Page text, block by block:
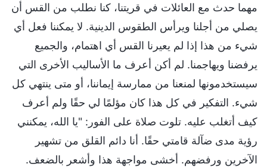
مهما حدث مع العائلات في قريتنا، كنا نطلب من القس أن
يصلي من أجلنا ويرأس الطقوس الدينية. لا يمكننا فعل أي
شيء من هذا إذا لم يعيرنا القس أي اهتمام، والجميع
يرفضنا ويهاجمنا. لم أكن أعرف ما الأساليب الأخرى التي
سيستخدمونها لمنعنا من ممارسة إيماننا، أو متى ينتهي كل
شيء. التفكير في كل هذا كان مؤلمًا لي حقًا ولم أعرف
كيف أتغلب عليه. تلوت صلاة على الفور: "يا الله، يمكنني
رؤية مدى ضآلة قامتي حقًا. أنا دائم القلق من تشهير
الآخرين ورفضهم. أخشى مواجهة هذا وأشعر بالضعف.